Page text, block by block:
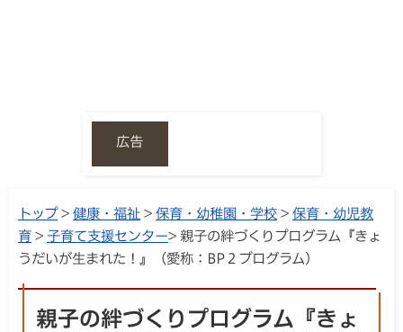
広告
トップ> 健康・福祉 > 保育・幼稚園・学校 > 保育・幼児教
育 > 子育て支援センター> 親子の絆づくりプログラム『きょ
うだいが生まれた！』（愛称：BP２プログラム）
親子の絆づくりプログラム『きょ